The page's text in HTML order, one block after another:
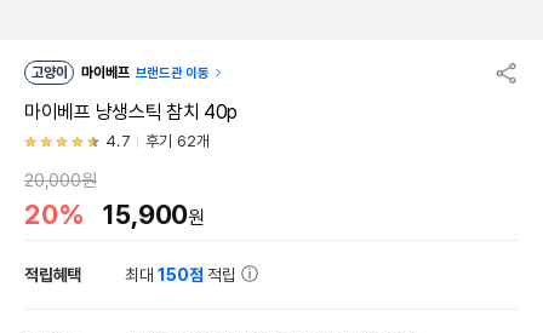
고양이 마이베프 브랜드관 이동
마이베프 냥생스틱 참치 40p
4.7 후기 62개
20,000원
20% 15,900원
적립혜택 최대150점 적립